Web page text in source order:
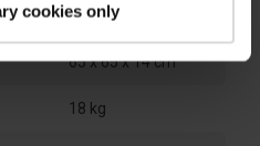
cookies only
65 x 65 x 14 cm
18 kg